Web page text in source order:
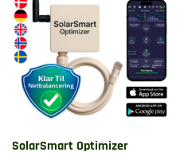
SolarSmart Optimizer